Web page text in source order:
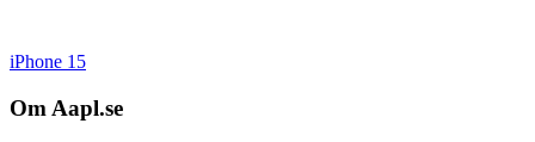
iPhone 15
Om Aapl.se